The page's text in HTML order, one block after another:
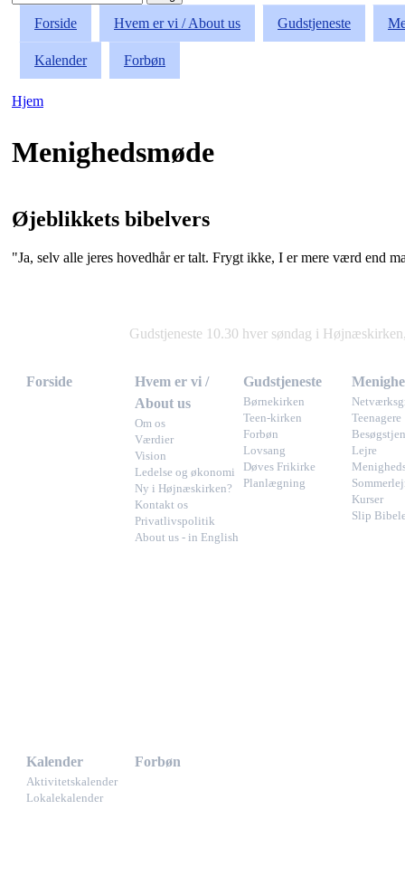
Søgefelt
Forside
Hvem er vi / About us Gudstjeneste
Kalender Forbøn
Hjem
Menighedsmøde
Øjeblikkets bibelvers
"Ja, selv alle jeres hovedhår er talt. Frygt ikke, I er mere værd end
Gudstjeneste 10.30 hver søndag i
Forside
Hvem er vi /
About us
Om os
Værdier
Vision
Ledelse og økonomi
Ny i Højnæskirken?
Kontakt os
Privatlivspolitik
About us - in English
Gudstjeneste
Børnekirken
Teen-kirken
Forbøn
Lovsang
Døves Frikirke
Planlægning
Teenagere
Lejre
Kurser
Slip
Kalender
Aktivitetskalender
Lokalekalender
Forbøn